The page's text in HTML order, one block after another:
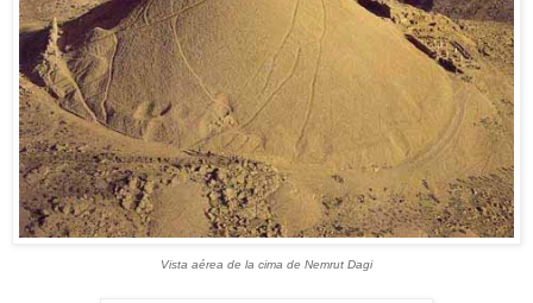
Vista aérea de la cima de Nemrut Dagi